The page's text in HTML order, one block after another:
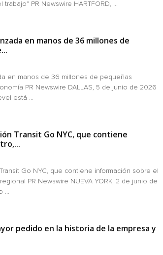
PR Newswire HARTFORD, ...
en manos de 36 millones de
en manos de 36 millones de pequeñas
PR Newswire DALLAS, 5 de junio de 2026
está ...
Transit Go NYC, que contiene
Go NYC, que contiene información sobre el
PR Newswire NUEVA YORK, 2 de junio de
...
pedido en la historia de la empresa y